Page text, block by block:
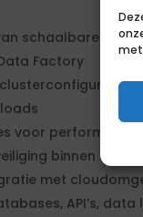
met
schaalbare en
Factory
voor performance,
binnen het
met
API’s, data